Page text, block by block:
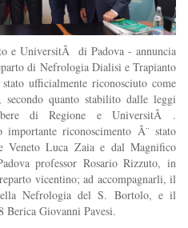
e UniversitÃ di Padova - annuncia
di Nefrologia Dialisi e Trapianto
ufficialmente riconosciuto come
quanto stabilito dalle leggi
di Regione e UniversitÃ .
riconoscimento Ã¨ stato
Veneto Luca Zaia e dal Magnifico
professor Rosario Rizzuto, in
vicentino; ad accompagnarli, il
Nefrologia del S. Bortolo, e il
Giovanni Pavesi.